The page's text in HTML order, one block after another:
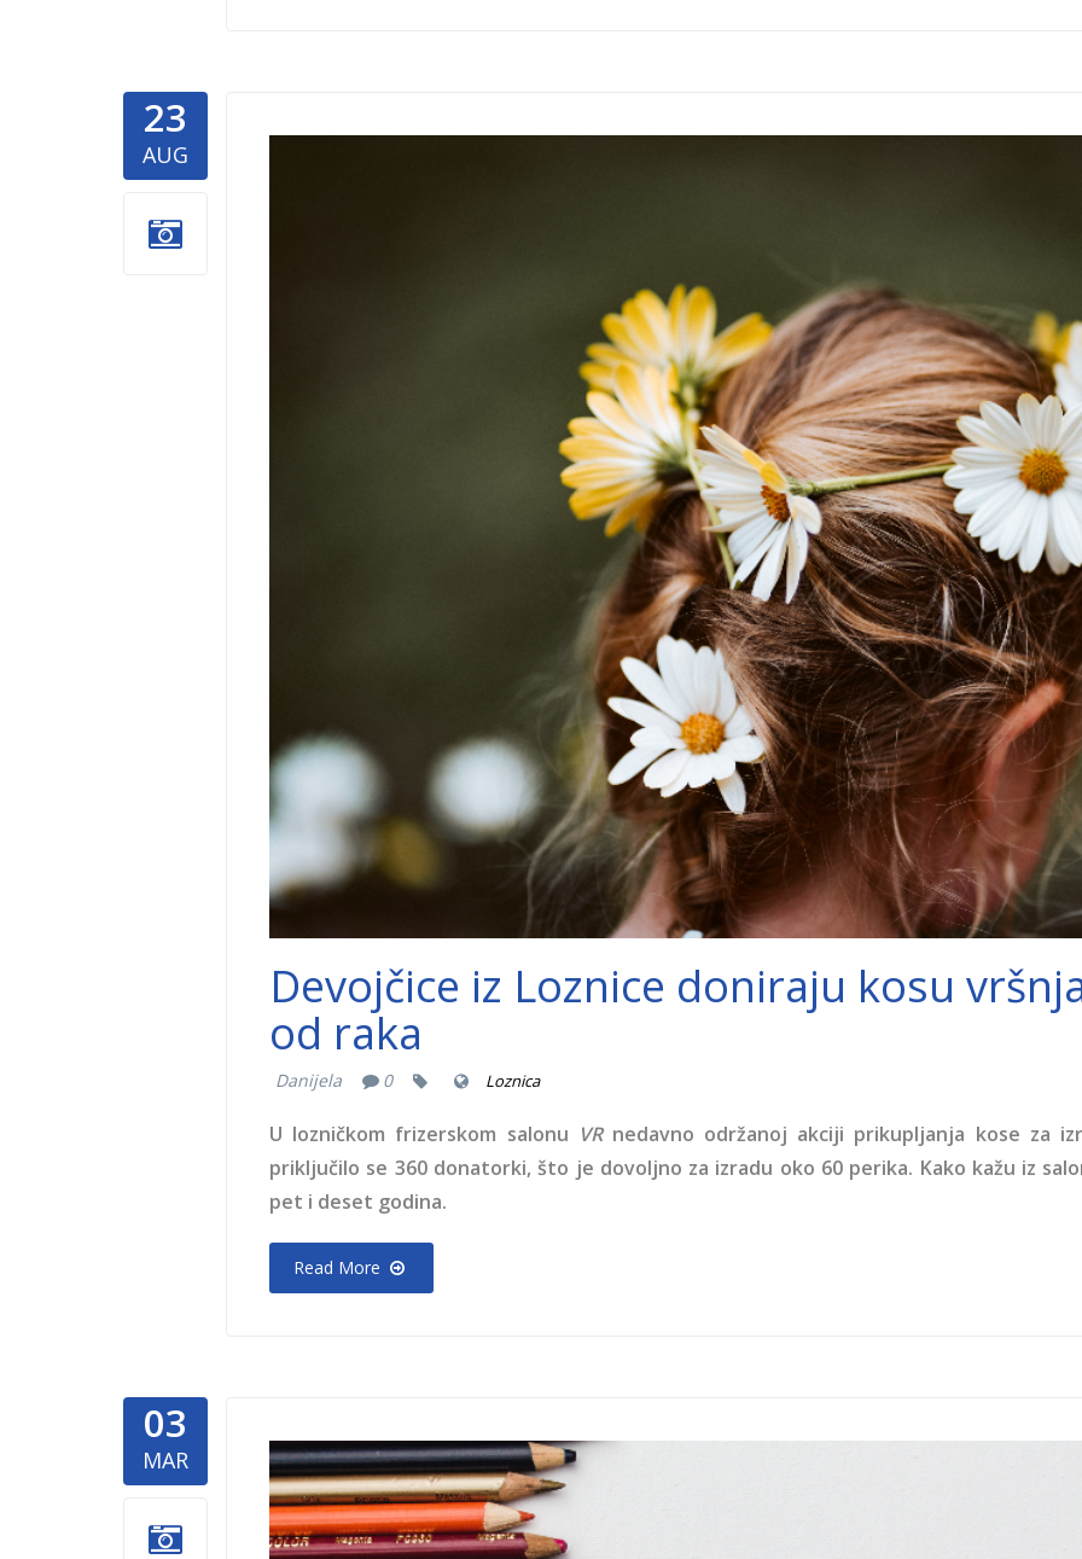
23
AUG donacija-kose-deca-
Devojčice iz Loznice doniraju kosu
od raka
Danijela 0 Loznica
U lozničkom frizerskom salonu VRnedavno održanoj akciji prikupljanja kose za
priključilo se 360 donatorki, što je dovoljno za izradu oko 60 perika. Kako kažu iz
pet i deset godina.
Read More
03
MAR nurdor-zasadi-zivot-